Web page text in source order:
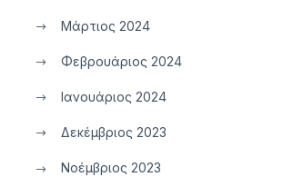
Μάρτιος 2024
Φεβρουάριος 2024
Ιανουάριος 2024
Δεκέμβριος 2023
Νοέμβριος 2023